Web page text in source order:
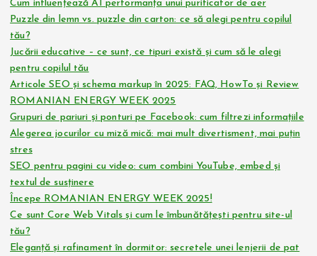
Cum influențează AI performanța unui purificator de aer
Puzzle din lemn vs. puzzle din carton: ce să alegi pentru copilul
tău?
Jucării educative – ce sunt, ce tipuri există și cum să le alegi
pentru copilul tău
Articole SEO și schema markup în 2025: FAQ, HowTo și Review
ROMANIAN ENERGY WEEK 2025
Grupuri de pariuri și ponturi pe Facebook: cum filtrezi informațiile
Alegerea jocurilor cu miză mică: mai mult divertisment, mai puțin
stres
SEO pentru pagini cu video: cum combini YouTube, embed și
textul de susținere
Începe ROMANIAN ENERGY WEEK 2025!
Ce sunt Core Web Vitals și cum le îmbunătățești pentru site-ul
tău?
Eleganță și rafinament în dormitor: secretele unei lenjerii de pat